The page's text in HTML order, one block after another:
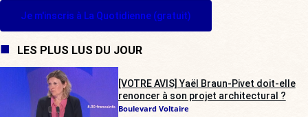
Je m'inscris à La Quotidienne (gratuit)
LES PLUS LUS DU JOUR
[VOTRE AVIS] Yaël Braun-Pivet doit-elle
renoncer à son projet architectural ?
Boulevard Voltaire